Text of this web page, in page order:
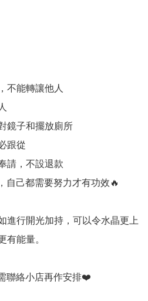
不能轉讓他人
鏡子和擺放廁所
跟從
請，不設退款
己都需要努力才有功效🔥
進行開光加持，可以令水晶更上
有能量。
聯絡小店再作安排❤️